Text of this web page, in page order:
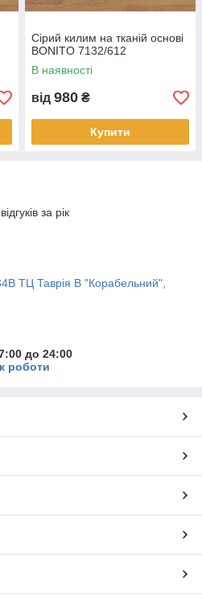
Сірий килим на тканій основі
BONITO 7132/612
В наявності
від 980 ₴
Купити
за рік
ТЦ Таврія В "Корабельний",
до 24:00
роботи